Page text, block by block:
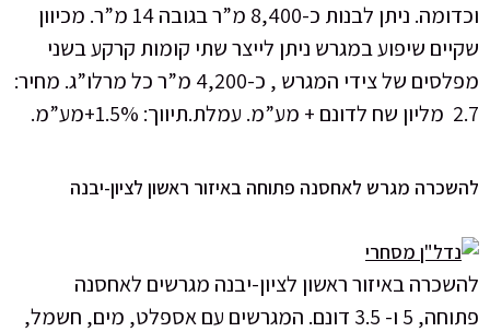
וכדומה. ניתן לבנות כ-8,400 מ”ר בגובה 14 מ”ר. מכיוון
שקיים שיפוע במגרש ניתן לייצר שתי קומות קרקע בשני
מפלסים של צידי המגרש , כ-4,200 מ”ר כל מרלו”ג. מחיר:
2.7 מליון שח לדונם + מע”מ. עמלת.תיווך: 1.5%+מע”מ.
להשכרה מגרש לאחסנה פתוחה באיזור ראשון לציון-יבנה
להשכרה באיזור ראשון לציון-יבנה מגרשים לאחסנה
פתוחה, 5 ו- 3.5 דונם. המגרשים עם אספלט, מים, חשמל,